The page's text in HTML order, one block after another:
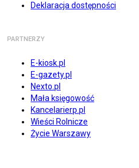
Deklaracja dostępności
PARTNERZY
E-kiosk.pl
E-gazety.pl
Nexto.pl
Mała księgowość
Kancelarierp.pl
Wieści Rolnicze
Życie Warszawy